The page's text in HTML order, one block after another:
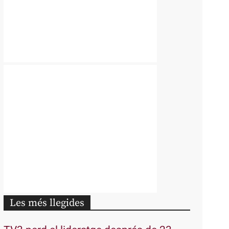
Les més llegides